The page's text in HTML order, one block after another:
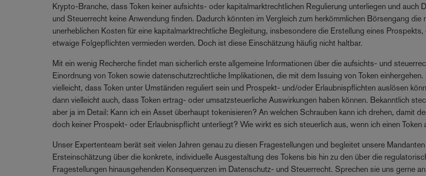
Krypto-Branche, dass Token keiner aufsichts- oder kapitalmarktrechtlichen Regulierung unterliegen und auch
und Steuerrecht keine Anwendung finden. Dadurch könnten im Vergleich zum herkömmlichen Börsengang die
unerheblichen Kosten für eine kapitalmarktrechtliche Begleitung, insbesondere die Erstellung eines Prospekts,
etwaige Folgepflichten vermieden werden. Doch ist diese Einschätzung häufig nicht haltbar.
Mit ein wenig Recherche findet man sicherlich erste allgemeine Informationen über die aufsichts- und
Einordnung von Token sowie datenschutzrechtliche Implikationen, die mit dem Issuing von Token
vielleicht, dass Token unter Umständen reguliert sein und Prospekt- und/oder Erlaubnispflichten auslösen
dann vielleicht auch, dass Token ertrag- oder umsatzsteuerliche Auswirkungen haben können. Bekanntlich
aber ja im Detail: Kann ich ein Asset überhaupt tokenisieren? An welchen Schrauben kann ich drehen, damit
doch keiner Prospekt- oder Erlaubnispflicht unterliegt? Wie wirkt es sich steuerlich aus, wenn ich einen Token
Unser Expertenteam berät seit vielen Jahren genau zu diesen Fragestellungen und begleitet unsere
Ersteinschätzung über die konkrete, individuelle Ausgestaltung des Tokens bis hin zu den über die
Fragestellungen hinausgehenden Konsequenzen im Datenschutz- und Steuerrecht. Sprechen sie uns gerne